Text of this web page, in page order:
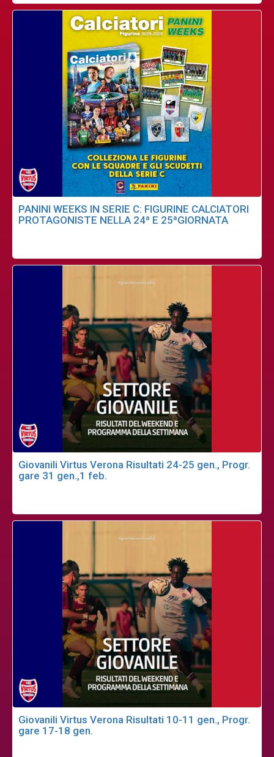
PANINI WEEKS IN SERIE C: FIGURINE CALCIATORI
PROTAGONISTE NELLA 24ª E 25ªGIORNATA
Giovanili Virtus Verona Risultati 24-25 gen., Progr.
gare 31 gen.,1 feb.
Giovanili Virtus Verona Risultati 10-11 gen., Progr.
gare 17-18 gen.